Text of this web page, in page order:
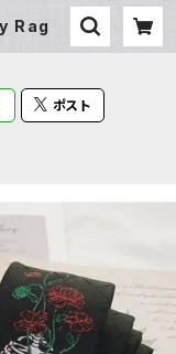
Rag
ポスト